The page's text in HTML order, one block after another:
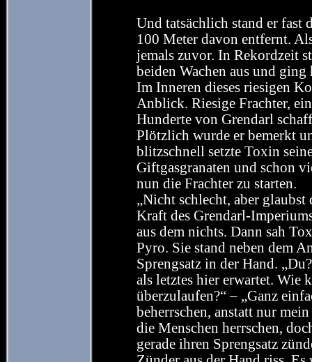
Und tatsächlich stand er
100 Meter davon entfernt.
jemals zuvor. In Rekordzeit
beiden Wachen aus und ging
Im Inneren dieses riesigen
Anblick. Riesige Frachter,
Hunderte von Grendarl
Plötzlich wurde er bemerkt
blitzschnell setzte Toxin
Giftgasgranaten und schon
nun die Frachter zu starten.
„Nicht schlecht, aber
Kraft des Grendarl-
aus dem nichts. Dann sah
Pyro. Sie stand neben dem
Sprengsatz in der Hand.
als letztes hier erwartet. Wie
überzulaufen?“ – „Ganz
beherrschen, anstatt nur
die Menschen herrschen,
gerade ihren Sprengsatz